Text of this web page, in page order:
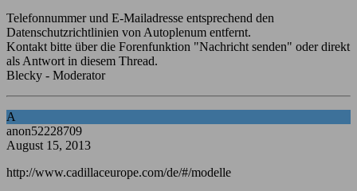
Telefonnummer und E-Mailadresse entsprechend den
Datenschutzrichtlinien von Autoplenum entfernt.
Kontakt bitte über die Forenfunktion "Nachricht senden" oder direkt
als Antwort in diesem Thread.
Blecky - Moderator
A
anon52228709
August 15, 2013
http://www.cadillaceurope.com/de/#/modelle